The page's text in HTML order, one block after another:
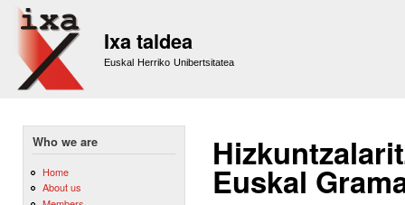
Ixa taldea
Euskal Herriko Unibertsitatea
Who we are
Home
About us
Euskal